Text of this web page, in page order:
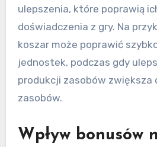
ulepszenia, które poprawią
doświadczenia z gry. Na
koszar może poprawić
jednostek, podczas gdy
produkcji zasobów zwiększa
zasobów.
Wpływ bonusów